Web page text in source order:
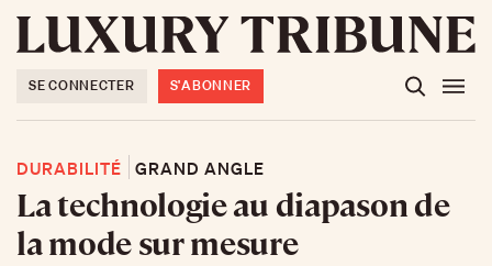
SE CONNECTER S'ABONNER
DURABILITÉ GRAND ANGLE
La technologie au diapason de
la mode sur mesure